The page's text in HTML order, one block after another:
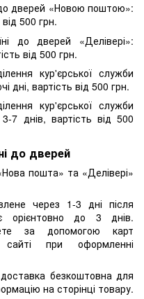
дверей «Новою поштою»:
500 грн.
до дверей «Делівері»:
від 500 грн.
кур'єрської служби
дні, вартість від 500 грн.
кур'єрської служби
7 днів, вартість від 500
до дверей
пошта» та «Делівері»
через 1-3 дні після
орієнтовно до 3 днів.
за допомогою карт
при оформленні
безкоштовна для
на сторінці товару.